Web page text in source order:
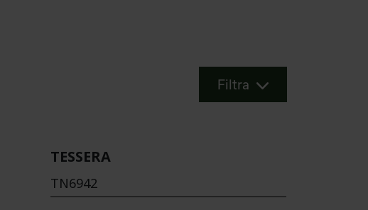
Filtra
TESSERA
TN6942